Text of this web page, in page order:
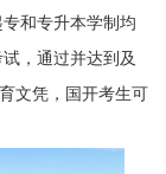
和专升本学制均
，通过并达到及
文凭，国开考生可